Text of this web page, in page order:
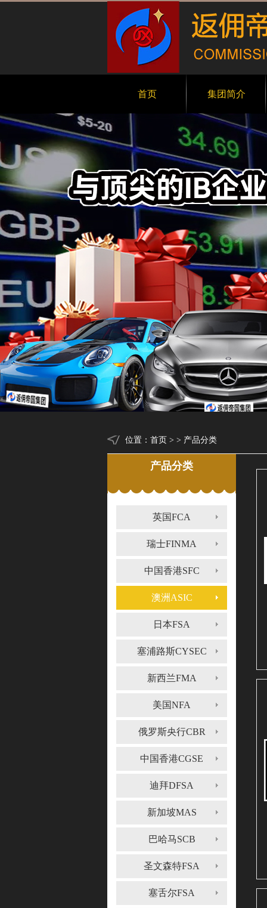
首页 集团简介
位置： 首页 > > 产品分类
产品分类
英国FCA
瑞士FINMA
中国香港SFC
澳洲ASIC
日本FSA
塞浦路斯CYSEC
新西兰FMA
美国NFA
俄罗斯央行CBR
中国香港CGSE
迪拜DFSA
新加坡MAS
巴哈马SCB
圣文森特FSA
塞舌尔FSA